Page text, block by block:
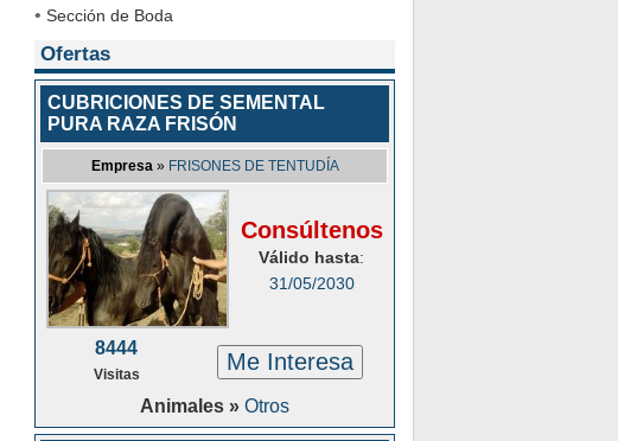
• Sección de Boda
Ofertas
CUBRICIONES DE SEMENTAL
PURA RAZA FRISÓN
Empresa» FRISONES DE TENTUDÍA
Consúltenos
Válido hasta:
31/05/2030
8444
Visitas Me Interesa
Animales » Otros